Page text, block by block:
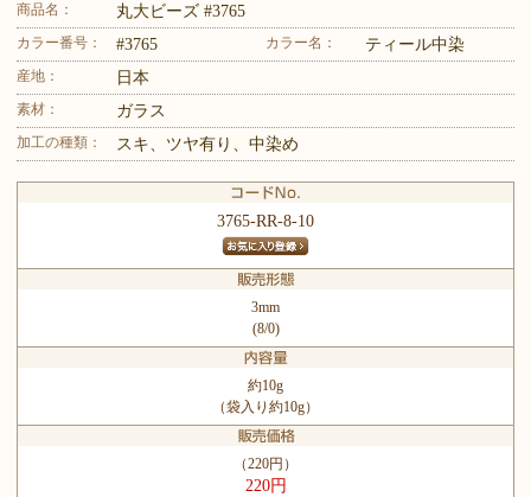
商品名： 丸大ビーズ #3765
カラー番号： #3765 カラー名： ティール中染
産地： 日本
素材： ガラス
加工の種類： スキ、ツヤ有り、中染め
3765-RR-8-10
3mm
(8/0)
約10g
（袋入り約10g）
（220円）
220円